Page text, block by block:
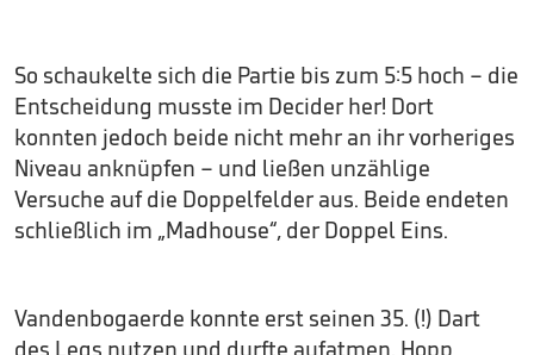
So schaukelte sich die Partie bis zum 5:5 hoch – die
Entscheidung musste im Decider her! Dort
konnten jedoch beide nicht mehr an ihr vorheriges
Niveau anknüpfen – und ließen unzählige
Versuche auf die Doppelfelder aus. Beide endeten
schließlich im „Madhouse“, der Doppel Eins.
Vandenbogaerde konnte erst seinen 35. (!) Dart
des Legs nutzen und durfte aufatmen. Hopp